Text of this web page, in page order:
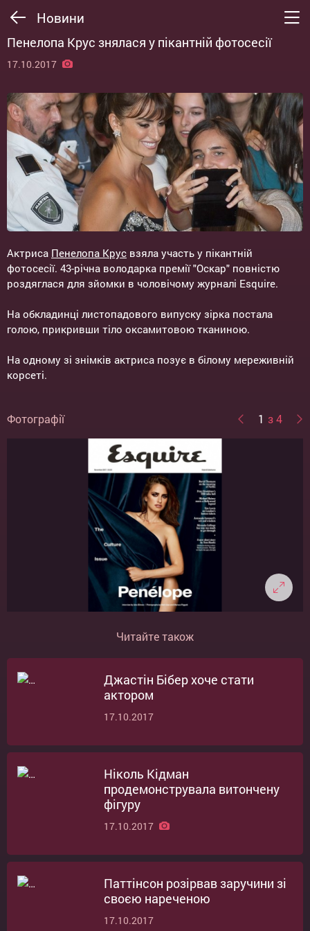
Новини
Пенелопа Крус знялася у пікантній фотосесії
17.10.2017
Актриса Пенелопа Крус взяла участь у пікантній
фотосесії. 43-річна володарка премії "Оскар" повністю
роздяглася для зйомки в чоловічому журналі Esquire.
На обкладинці листопадового випуску зірка постала
голою, прикривши тіло оксамитовою тканиною.
На одному зі знімків актриса позує в білому мереживній
корсеті.
Фотографії 1 з 4
Читайте також
Джастін Бібер хоче стати
актором
17.10.2017
Ніколь Кідман
продемонструвала витончену
фігуру
17.10.2017
Паттінсон розірвав заручини зі
своєю нареченою
17.10.2017